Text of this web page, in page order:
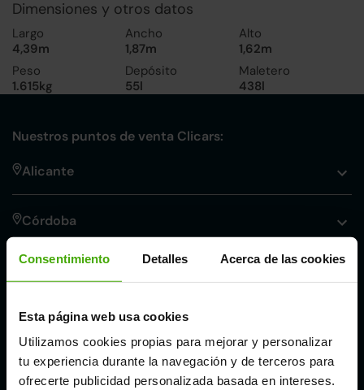
Consentimiento Detalles Acerca de las cookies
Esta página web usa cookies
Utilizamos cookies propias para mejorar y personalizar
tu experiencia durante la navegación y de terceros para
ofrecerte publicidad personalizada basada en intereses.
Dimensiones y otros datos
Largo
4,39m
Ancho
1,87m
Alto
1,62m
Peso
1.615kg
Depósito
55l
Maletero
438l
Nuestros puntos de venta Clicars:
Alicante
Córdoba
Málaga
Valencia